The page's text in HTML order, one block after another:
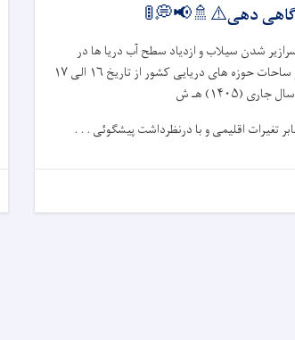
دهی⚠️🚿📢💭🚦
شدن سیلاب و ازدیاد سطح آب دریا ها در
حوزه های دریایی کشور از تاریخ ۱۶ الی۱۷
جاری (۱۴۰۵) هـ ش
تغیرات اقلیمی و با درنظرداشت پیشگوئی . . .